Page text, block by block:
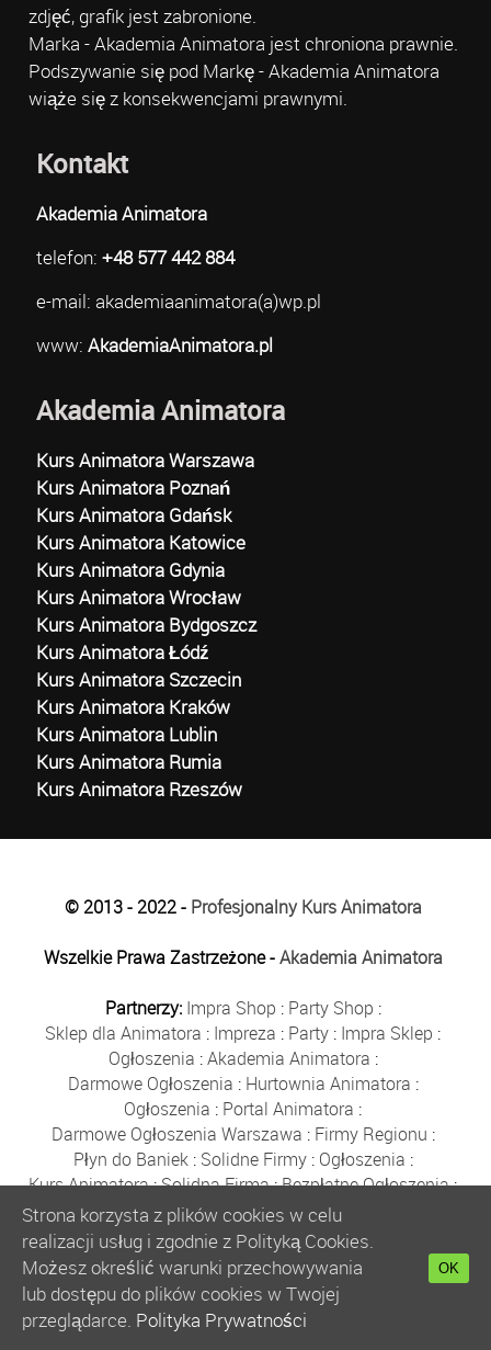
zdjęć, grafik jest zabronione.
Marka - Akademia Animatora jest chroniona prawnie.
Podszywanie się pod Markę - Akademia Animatora
wiąże się z konsekwencjami prawnymi.
Kontakt
Akademia Animatora
telefon: +48 577 442 884
e-mail: akademiaanimatora(a)wp.pl
www: AkademiaAnimatora.pl
Akademia Animatora
Kurs Animatora Warszawa
Kurs Animatora Poznań
Kurs Animatora Gdańsk
Kurs Animatora Katowice
Kurs Animatora Gdynia
Kurs Animatora Wrocław
Kurs Animatora Bydgoszcz
Kurs Animatora Łódź
Kurs Animatora Szczecin
Kurs Animatora Kraków
Kurs Animatora Lublin
Kurs Animatora Rumia
Kurs Animatora Rzeszów
© 2013 - 2022 - Profesjonalny Kurs Animatora
Wszelkie Prawa Zastrzeżone -Akademia Animatora
Partnerzy: Impra Shop : Party Shop :
Sklep dla Animatora : Impreza : Party : Impra Sklep :
Ogłoszenia :Akademia Animatora :
Darmowe Ogłoszenia : Hurtownia Animatora :
Ogłoszenia : Portal Animatora :
Darmowe Ogłoszenia Warszawa : Firmy Regionu :
Płyn do Baniek: Solidne Firmy: Ogłoszenia :
Kurs Animatora:Solidna Firma:Bezpłatne Ogłoszenia:
Animator Czasu Wolnego:
Bezpłatne Ogłoszenia Warszawa:sklep animatora
Bańki Mydlane:Bezpłatne Ogłoszenia
Szkolenie Animatorów:Kurs Animatora
:
Kurs Animatora Warszawa :Rumia
Kurs Animatora Poznań:
Strona korzysta z plików cookies w celu
realizacji usług i zgodnie z Polityką Cookies.
Możesz określić warunki przechowywania
lub dostępu do plików cookies w Twojej
przeglądarce. Polityka Prywatności
OK